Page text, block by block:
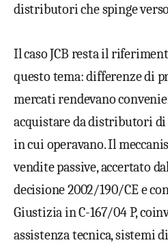
distributori che spinge
Ilcaso JCB resta il
questo tema: differenze di
mercati rendevano
acquistare dadistributori di
in cui operavano. Il
vendite passive,accertato
decisione 2002/190/CE e
Giustizia inC-167/04 P,
assistenza tecnica, sistemi